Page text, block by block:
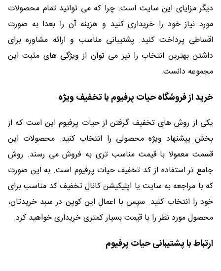
دیگر مزایای این سایت است. چرا که می توانید تمام محصولات
مورد نیاز خود را خریداری کنید و هزینه آن را بعدا به صورت
اقساطی پرداخت کنید. پشتیبانی مناسب و ارائه مشاوره برای
داشتن بهترین انتخاب را نیز می توان از ویژگی های مثبت این
مجموعه دانست.
خرید از فروشگاه حیات پرفیوم با تخفیف ویژه
یکی از روش های تخفیف گرفتن از حیات پرفیوم این است که از
بخش پیشنهاد ویژه محصولی را انتخاب کنید. محصولات این
قسمت معمولا با قیمت مناسب تری به فروش می رسند. روش
جامع تر استفاده از کد تخفیف حیات پرفیوم است. به این صورت
که با مراجعه به سایت یا اپلیکیشن کانال تخفیف کد مناسب برای
خود را انتخاب کنید. سپس با اعمال این کوپن در سبد خریدتان،
محصول مورد نظر را با قیمت بسیار کمتری خریداری خواهید کرد.
ارتباط با پشتیبانی حیات پرفیوم